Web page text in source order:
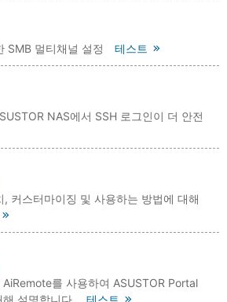
SMB 멀티채널 설정
테스트
NAS에서 SSH 로그인이 더 안전
, 커스터마이징 및 사용하는 방법에 대해
를 사용하여 ASUSTOR Portal
설명합니다.
테스트